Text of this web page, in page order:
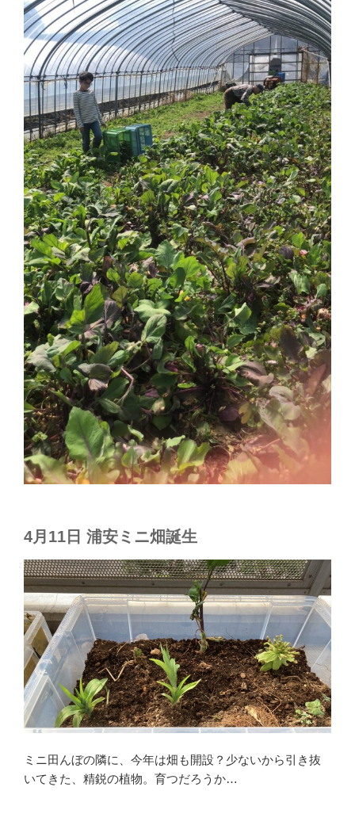
4月11日 浦安ミニ畑誕生
ミニ田んぼの隣に、今年は畑も開設？少ないから引き抜
いてきた、精鋭の植物。育つだろうか…